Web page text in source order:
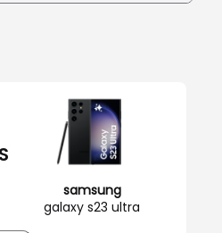
samsung
galaxy s23 ultra